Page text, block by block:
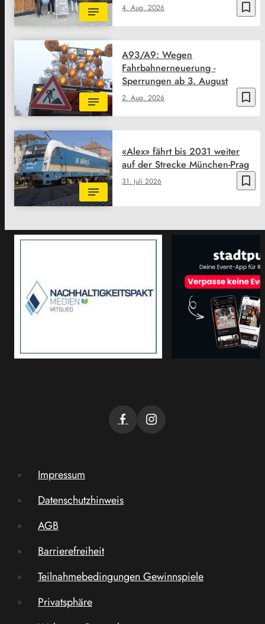
bookmark_border
4. Aug. 2026
bookmark_border
2. Aug. 2026
A93/A9: Wegen
Fahrbahnerneuerung -
Sperrungen ab 3. August
bookmark_border
31. Juli 2026
«Alex» fährt bis 2031 weiter
auf der Strecke München-Prag
Impressum
Datenschutzhinweis
AGB
Barrierefreiheit
Teilnahmebedingungen Gewinnspiele
Privatsphäre